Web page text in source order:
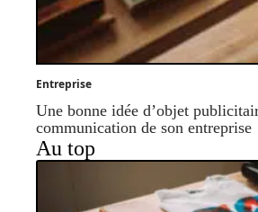
Entreprise
Une bonne idée d’objet
communication de son entreprise
Au top